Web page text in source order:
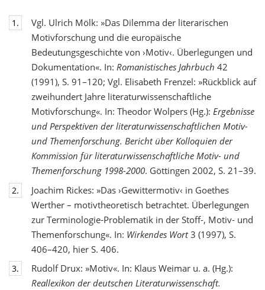
1.
Vgl. Ulrich Mölk: »Das Dilemma der literarischen
Motivforschung und die europäische
Bedeutungsgeschichte von ›Motiv‹. Überlegungen und
Dokumentation«. In: Romanistisches Jahrbuch 42
(1991), S. 91–120; Vgl. Elisabeth Frenzel: »Rückblick auf
zweihundert Jahre literaturwissenschaftliche
Motivforschung«. In: Theodor Wolpers (Hg.): Ergebnisse
und Perspektiven der literaturwissenschaftlichen Motiv-
und Themenforschung. Bericht über Kolloquien der
Kommission für literaturwissenschaftliche Motiv- und
Themenforschung 1998-2000. Göttingen 2002, S. 21–39.
2.
Joachim Rickes: »Das ›Gewittermotiv‹ in Goethes
Werther – motivtheoretisch betrachtet. Überlegungen
zur Terminologie-Problematik in der Stoff-, Motiv- und
Themenforschung«. In: Wirkendes Wort3 (1997), S.
406–420, hier S. 406.
3.
Rudolf Drux: »Motiv«. In: Klaus Weimar u. a. (Hg.):
Reallexikon der deutschen Literaturwissenschaft.